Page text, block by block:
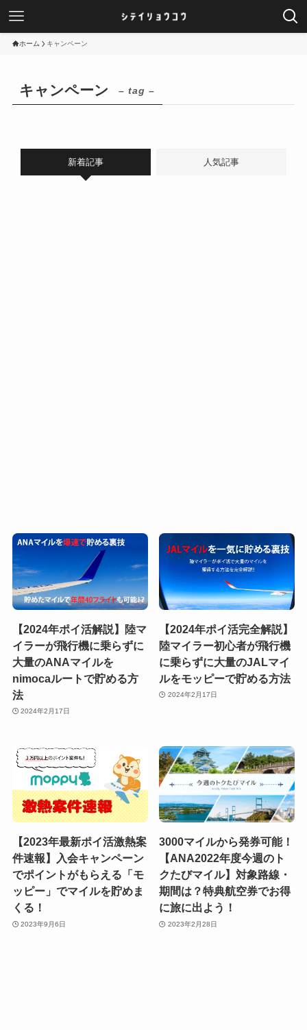
ホーム キャンペーン
キャンペーン – tag –
新着記事 人気記事
【2024年ポイ活解説】陸マ
イラーが飛行機に乗らずに
大量のANAマイルを
nimocaルートで貯める方
法
2024年2月17日
【2024年ポイ活完全解説】
陸マイラー初心者が飛行機
に乗らずに大量のJALマイ
ルをモッピーで貯める方法
2024年2月17日
【2023年最新ポイ活激熱案
件速報】入会キャンペーン
でポイントがもらえる「モ
ッピー」でマイルを貯めま
くる！
2023年9月6日
3000マイルから発券可能！
【ANA2022年度今週のト
クたびマイル】対象路線・
期間は？特典航空券でお得
に旅に出よう！
2023年2月28日